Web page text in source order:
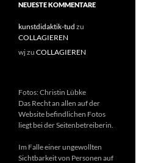
NEUESTE KOMMENTARE
kunstdidaktik-tud zu
COLLAGIEREN
wjzu COLLAGIEREN
Fotos: Christin Lübke
Das Recht an allen auf der
Website befindlichen Fotos
liegt bei der Seitenbetreiberin.
Im Falle einer ungewollten
Sichtbarkeit von Personen auf